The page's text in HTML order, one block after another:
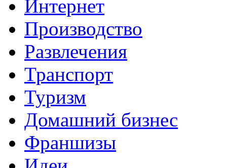
Интернет
Производство
Развлечения
Транспорт
Туризм
Домашний бизнес
Франшизы